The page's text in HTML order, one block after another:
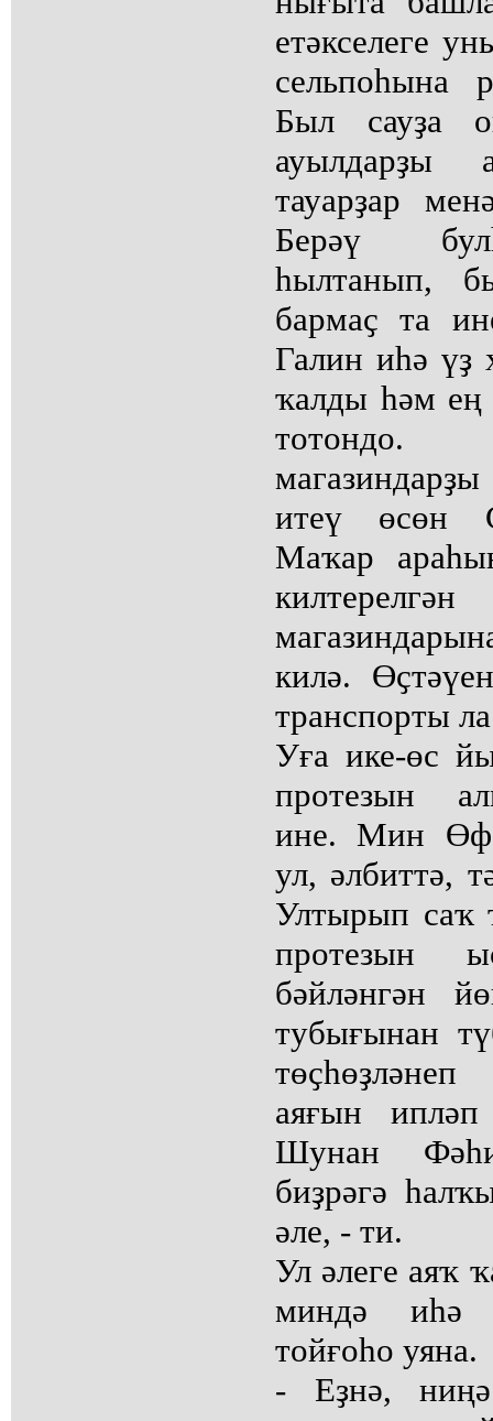
етәкселеге
сельпоһына
Был сауҙа
ауылдарҙы
тауарҙар
Берәү
һылтанып,
бармаҫ та
Галин иһә үҙ
ҡалды һәм
итеү өсөн
Маҡар
килә.
транспорты
Уға ике-өс
протезын
ине. Мин
ул, әлбиттә,
Ултырып саҡ
протезын
бәйләнгән
тубығынан
аяғын
Шунан
биҙрәгә
әле, - ти.
Ул әлеге аяҡ
миндә иһә
тойғоһо уяна.
- Еҙнә,